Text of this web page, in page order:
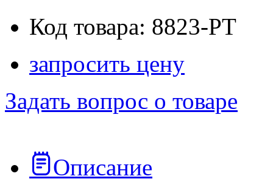
Код товара: 8823-PT
запросить цену
Задать вопрос о товаре
Описание